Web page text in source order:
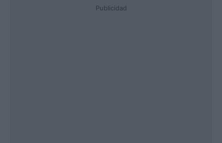
Publicidad